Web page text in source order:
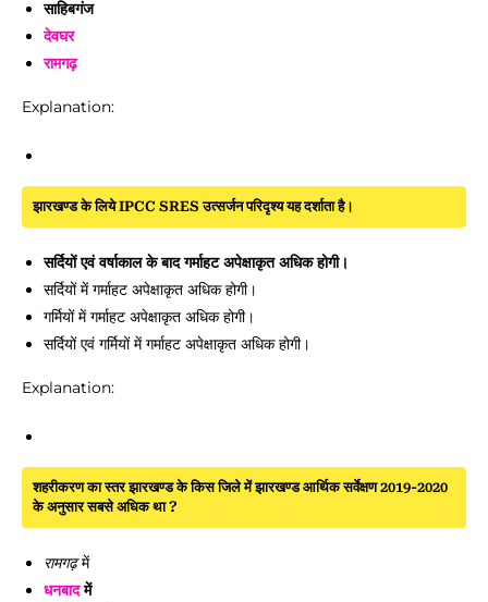
साहिबगंज
देवघर
रामगढ़
Explanation:
झारखण्ड के लिये IPCC SRES उत्सर्जन परिदृश्य यह दर्शाता है।
सर्दियों एवं वर्षाकाल के बाद गर्माहट अपेक्षाकृत अधिक होगी।
सर्दियों में गर्माहट अपेक्षाकृत अधिक होगी।
गर्मियों में गर्माहट अपेक्षाकृत अधिक होगी।
सर्दियों एवं गर्मियों में गर्माहट अपेक्षाकृत अधिक होगी।
Explanation:
शहरीकरण का स्तर झारखण्ड के किस जिले में झारखण्ड आर्थिक सर्वेक्षण 2019-2020
के अनुसार सबसे अधिक था ?
रामगढ़में
धनबादमें